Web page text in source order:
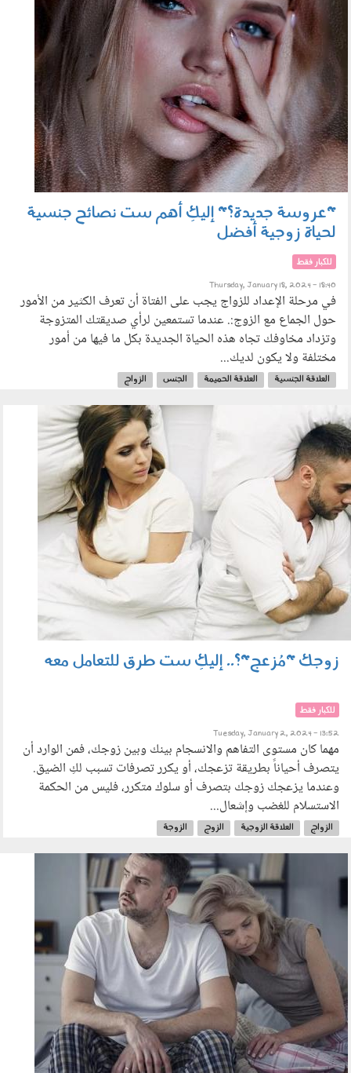
"عروسة جديدة؟" إليكِ أهم ست نصائح جنسية
لحياة زوجية أفضل
للكبار فقط
Thursday, January 18, 2024 - 18:40
في مرحلة الإعداد للزواج يجب على الفتاة أن تعرف الكثير من الأمور
حول الجماع مع الزوج:. عندما تستمعين لرأي صديقتك المتزوجة
وتزداد مخاوفك تجاه هذه الحياة الجديدة بكل ما فيها من أمور
مختلفة ولا يكون لديك...
العلاقة الجنسية العلاقة الحميمة الجنس الزواج
0201_004b.jpg
زوجك "مُزعج"؟.. إليكِ ست طرق للتعامل معه
للكبار فقط
Tuesday, January 2, 2024 - 13:52
مهما كان مستوى التفاهم والانسجام بينك وبين زوجك، فمن الوارد أن
يتصرف أحياناً بطريقة تزعجك، أو يكرر تصرفات تسبب لكِ الضيق.
وعندما يزعجك زوجك بتصرف أو سلوك متكرر، فليس من الحكمة
الاستسلام للغضب وإشعال...
الزواج العلاقة الزوجية الزوج الزوجة
2712_017.jpg